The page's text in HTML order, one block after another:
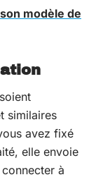
modèle de
similaires
avez fixé
elle envoie
à